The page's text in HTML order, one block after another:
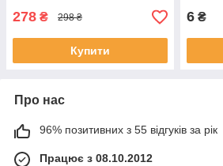
278 ₴ 298 ₴
Купити
6 ₴
Про нас
96% позитивних з 55 відгуків за рік
Працює з 08.10.2012